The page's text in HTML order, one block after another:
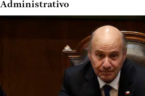
Administrativo